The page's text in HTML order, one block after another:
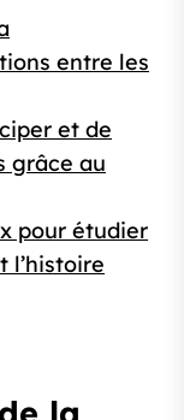
entre les
et de
grâce au
pour étudier
l’histoire